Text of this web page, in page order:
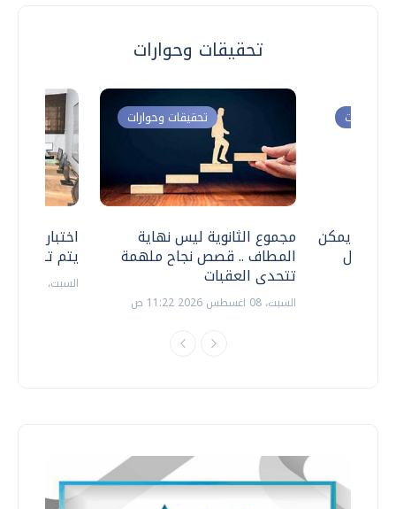
تحقيقات وحوارات
اختبارات
يتم
السبت، 18 يوليو 2026 09:22 ص
تحقيقات وحوارات
مجموع الثانوية ليس نهاية
المطاف .. قصص نجاح ملهمة
تتحدى العقبات
السبت، 08 اغسطس 2026 11:22 ص
وحوارات
.. هل يمكن
نتعامل